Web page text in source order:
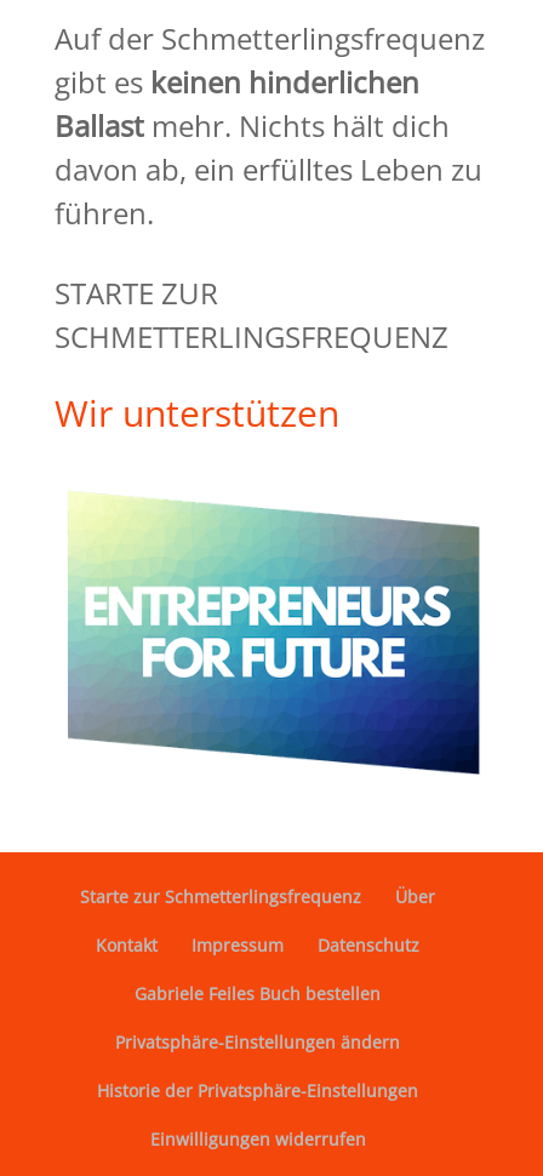
Auf der Schmetterlingsfrequenz
gibt es keinen hinderlichen
Ballastmehr. Nichts hält dich
davon ab, ein erfülltes Leben zu
führen.
STARTE ZUR
SCHMETTERLINGSFREQUENZ
Wir unterstützen
Starte zur Schmetterlingsfrequenz Über
Kontakt Impressum Datenschutz
Gabriele Feiles Buch bestellen
Privatsphäre-Einstellungen ändern
Historie der Privatsphäre-Einstellungen
Einwilligungen widerrufen